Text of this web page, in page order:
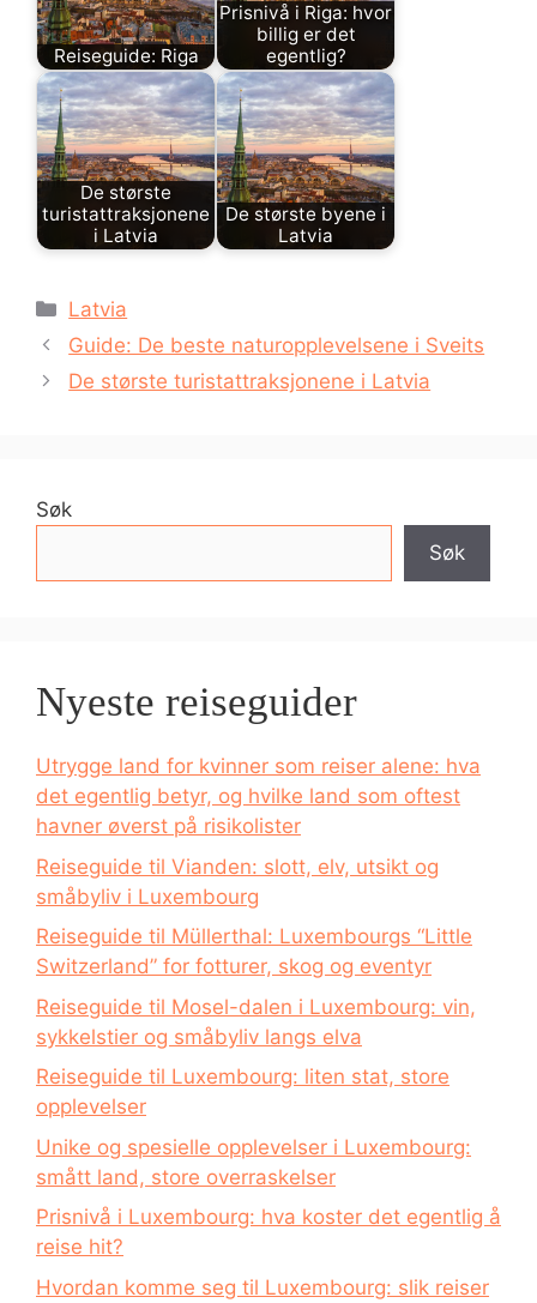
Reiseguide: Riga
Prisnivå i Riga: hvor
billig er det
egentlig?
De største
turistattraksjonene
i Latvia
De største byene i
Latvia
Kategorier
Latvia
Guide: De beste naturopplevelsene i Sveits
De største turistattraksjonene i Latvia
Søk
Søk
Nyeste reiseguider
Utrygge land for kvinner som reiser alene: hva
det egentlig betyr, og hvilke land som oftest
havner øverst på risikolister
Reiseguide til Vianden: slott, elv, utsikt og
småbyliv i Luxembourg
Reiseguide til Müllerthal: Luxembourgs “Little
Switzerland” for fotturer, skog og eventyr
Reiseguide til Mosel-dalen i Luxembourg: vin,
sykkelstier og småbyliv langs elva
Reiseguide til Luxembourg: liten stat, store
opplevelser
Unike og spesielle opplevelser i Luxembourg:
smått land, store overraskelser
Prisnivå i Luxembourg: hva koster det egentlig å
reise hit?
Hvordan komme seg til Luxembourg: slik reiser